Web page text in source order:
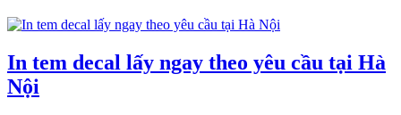
In tem decal lấy ngay theo yêu cầu tại Hà
Nội